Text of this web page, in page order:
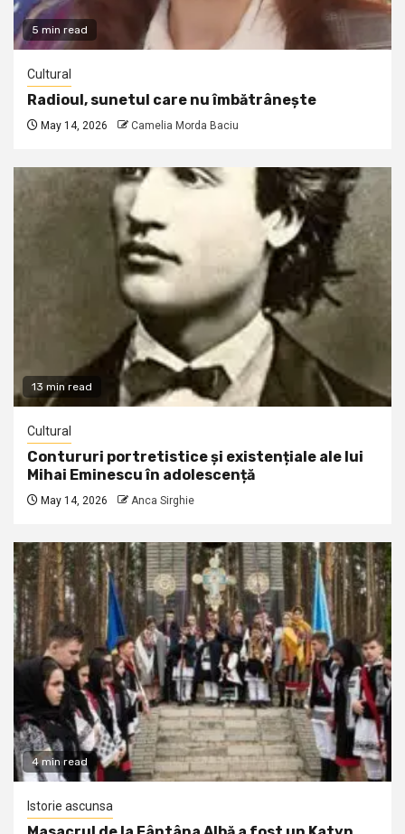
5 min read
Cultural
Radioul, sunetul care nu îmbătrânește
May 14, 2026 Camelia Morda Baciu
13 min read
Cultural
Contururi portretistice și existențiale ale lui
Mihai Eminescu în adolescență
May 14, 2026 Anca Sirghie
4 min read
Istorie ascunsa